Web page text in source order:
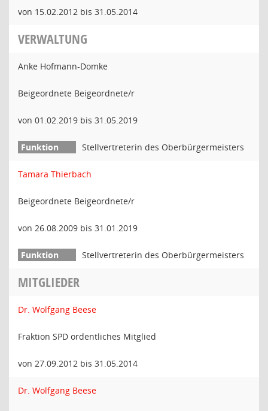
von 15.02.2012 bis 31.05.2014
VERWALTUNG
Anke Hofmann-Domke
Beigeordnete Beigeordnete/r
von 01.02.2019 bis 31.05.2019
Stellvertreterin des Oberbürgermeisters
Tamara Thierbach
Beigeordnete Beigeordnete/r
von 26.08.2009 bis 31.01.2019
Stellvertreterin des Oberbürgermeisters
MITGLIEDER
Dr. Wolfgang Beese
Fraktion SPD ordentliches Mitglied
von 27.09.2012 bis 31.05.2014
Dr. Wolfgang Beese